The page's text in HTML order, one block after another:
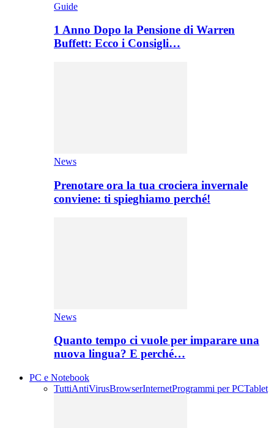
Guide
1 Anno Dopo la Pensione di Warren
Buffett: Ecco i Consigli…
News
Prenotare ora la tua crociera invernale
conviene: ti spieghiamo perché!
News
Quanto tempo ci vuole per imparare una
nuova lingua? E perché…
PC e Notebook
TuttiAntiVirusBrowserInternetProgrammi per PCTablet